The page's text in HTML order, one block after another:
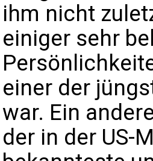
ihm nicht
einiger sehr
einer der
war. Ein
der in der US-